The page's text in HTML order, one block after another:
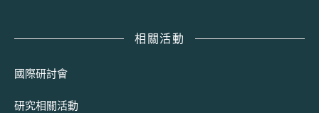
相關活動
國際研討會
研究相關活動